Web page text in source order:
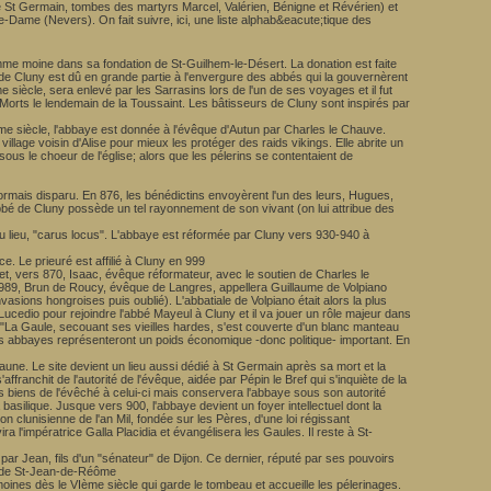
Germain, tombes des martyrs Marcel, Valérien, Bénigne et Révérien) et
(Nevers). On fait suivre, ici, une liste alphab&eacute;tique des
moine dans sa fondation de St-Guilhem-le-Désert. La donation est faite
Cluny est dû en grande partie à l'envergure des abbés qui la gouvernèrent
siècle, sera enlevé par les Sarrasins lors de l'un de ses voyages et il fut
le lendemain de la Toussaint. Les bâtisseurs de Cluny sont inspirés par
siècle, l'abbaye est donnée à l'évêque d'Autun par Charles le Chauve.
voisin d'Alise pour mieux les protéger des raids vikings. Elle abrite un
le choeur de l'église; alors que les pélerins se contentaient de
disparu. En 876, les bénédictins envoyèrent l'un des leurs, Hugues,
de Cluny possède un tel rayonnement de son vivant (on lui attribue des
lieu, "carus locus". L'abbaye est réformée par Cluny vers 930-940 à
Le prieuré est affilié à Cluny en 999
vers 870, Isaac, évêque réformateur, avec le soutien de Charles le
Brun de Roucy, évêque de Langres, appellera Guillaume de Volpiano
hongroises puis oublié). L'abbatiale de Volpiano était alors la plus
pour rejoindre l'abbé Mayeul à Cluny et il va jouer un rôle majeur dans
Gaule, secouant ses vieilles hardes, s'est couverte d'un blanc manteau
représenteront un poids économique -donc politique- important. En
Le site devient un lieu aussi dédié à St Germain après sa mort et la
de l'autorité de l'évêque, aidée par Pépin le Bref qui s'inquiète de la
de l'évêché à celui-ci mais conservera l'abbaye sous son autorité
Jusque vers 900, l'abbaye devient un foyer intellectuel dont la
clunisienne de l'an Mil, fondée sur les Pères, d'une loi régissant
l'impératrice Galla Placidia et évangélisera les Gaules. Il reste à St-
Jean, fils d'un "sénateur" de Dijon. Ce dernier, réputé par ses pouvoirs
St-Jean-de-Réôme
dès le VIème siècle qui garde le tombeau et accueille les pélerinages.